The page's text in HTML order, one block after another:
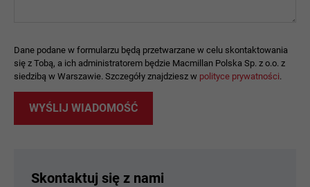
Dane podane w formularzu będą przetwarzane w celu skontaktowania
się z Tobą, a ich administratorem będzie Macmillan Polska Sp. z o.o. z
siedzibą w Warszawie. Szczegóły znajdziesz w polityce prywatności.
WYŚLIJ WIADOMOŚĆ
Skontaktuj się z nami